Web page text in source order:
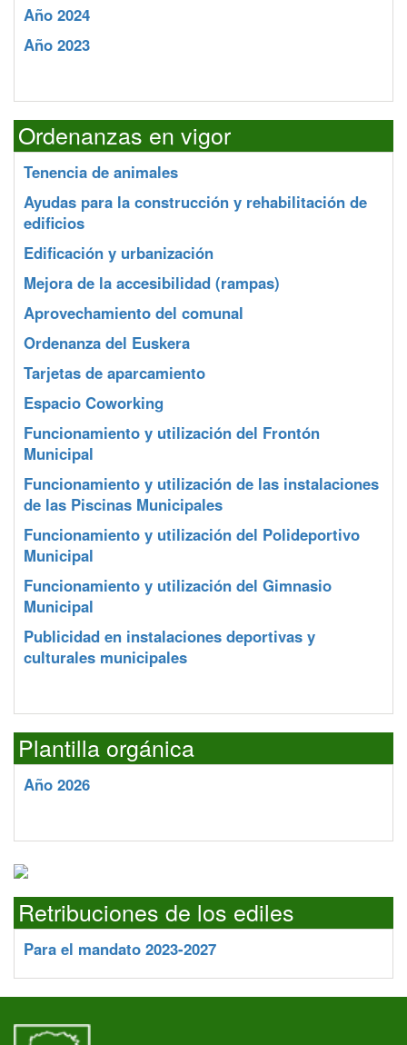
Año 2024
Año 2023
Ordenanzas en vigor
Tenencia de animales
Ayudas para la construcción y rehabilitación de
edificios
Edificación y urbanización
Mejora de la accesibilidad (rampas)
Aprovechamiento del comunal
Ordenanza del Euskera
Tarjetas de aparcamiento
Espacio Coworking
Funcionamiento y utilización del Frontón
Municipal
Funcionamiento y utilización de las instalaciones
de las Piscinas Municipales
Funcionamiento y utilización del Polideportivo
Municipal
Funcionamiento y utilización del Gimnasio
Municipal
Publicidad en instalaciones deportivas y
culturales municipales
Plantilla orgánica
Año 2026
Retribuciones de los ediles
Para el mandato 2023-2027